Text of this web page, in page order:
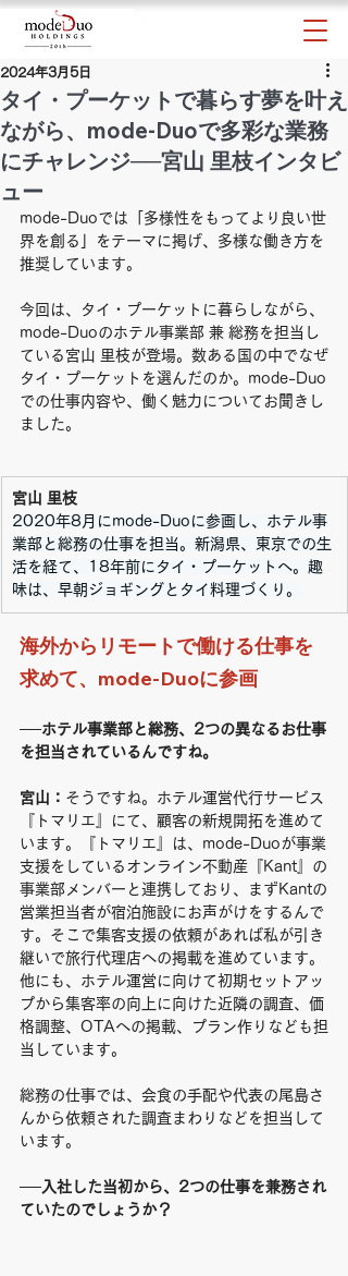
タイ・プーケットで暮らす夢を叶え
ながら、mode-Duoで多彩な業務
にチャレンジ──宮山 里枝インタビ
ュー
2024年3月5日
mode-Duoでは「多様性をもってより良い世
界を創る」をテーマに掲げ、多様な働き方を
推奨しています。
今回は、タイ・プーケットに暮らしながら、
mode-Duoのホテル事業部 兼 総務を担当し
ている宮山 里枝が登場。数ある国の中でなぜ
タイ・プーケットを選んだのか。mode-Duo
での仕事内容や、働く魅力についてお聞きし
ました。
宮山 里枝
2020年8月にmode-Duoに参画し、ホテル事
業部と総務の仕事を担当。新潟県、東京での生
活を経て、18年前にタイ・プーケットへ。趣
味は、早朝ジョギングとタイ料理づくり。
海外からリモートで働ける仕事を
求めて、mode-Duoに参画
──ホテル事業部と総務、2つの異なるお仕事
を担当されているんですね。
宮山： そうですね。ホテル運営代行サービス
『トマリエ』にて、顧客の新規開拓を進めて
います。『トマリエ』は、mode-Duoが事業
支援をしているオンライン不動産『Kant』の
事業部メンバーと連携しており、まずKantの
営業担当者が宿泊施設にお声がけをするんで
す。そこで集客支援の依頼があれば私が引き
継いで旅行代理店への掲載を進めています。
他にも、ホテル運営に向けて初期セットアッ
プから集客率の向上に向けた近隣の調査、価
格調整、OTAへの掲載、プラン作りなども担
当しています。
総務の仕事では、会食の手配や代表の尾島さ
んから依頼された調査まわりなどを担当して
います。
──入社した当初から、2つの仕事を兼務され
ていたのでしょうか？